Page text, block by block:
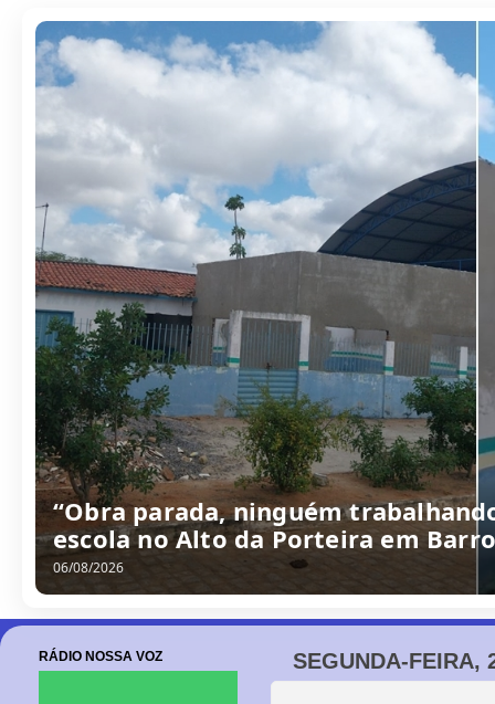
“Obra parada, ninguém
escola no Alto da Porteira em
06/08/2026
SEGUNDA-FEIRA,
RÁDIO NOSSA VOZ